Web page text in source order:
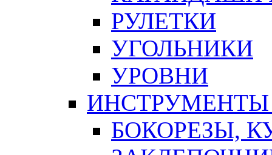
РУЛЕТКИ
УГОЛЬНИКИ
УРОВНИ
БОКОРЕЗЫ,